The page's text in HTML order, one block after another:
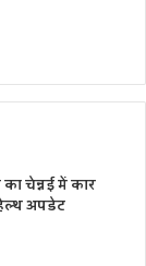
चेन्नई में कार
अपडेट